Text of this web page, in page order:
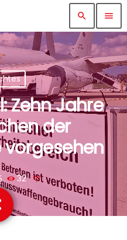
search menu
Zehn Jahre
der
vorgesehen
32